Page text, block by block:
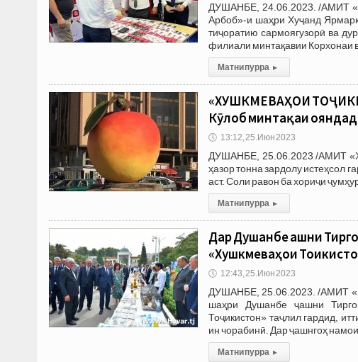
ДУШАНБЕ, 24.06.2023. /АМИТ
Арбоб»-и шаҳри Хуҷанд
тиҷоратию сармоягузорӣ ва
филиали минтақавии Корхонаи
Матни пурра ▸
«ХУШКМЕВАҲОИ
Кӯлоб минтақаи
🕔 13:12, 25.Июн 2023
ДУШАНБЕ, 25.06.2023 /АМИТ
ҳазор тонна зардолу истеҳсол
аст. Соли равон ба хориҷи
Матни пурра ▸
Дар Душанбе ҷашни
«Хушкмеваҳои
🕔 12:43, 25.Июн 2023
ДУШАНБЕ, 25.06.2023. /АМИТ
шаҳри Душанбе ҷашни
Тоҷикистон» таҷлил гардид,
ин чорабинӣ. Дар ҷашнгоҳ
Матни пурра ▸